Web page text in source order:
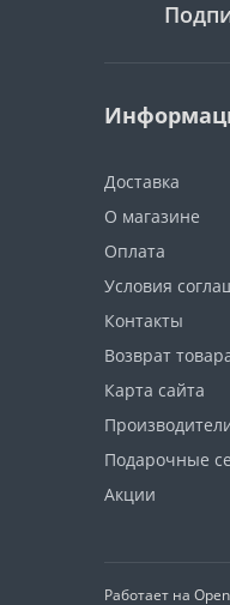
Доставка
О магазине
Оплата
Условия
Контакты
Возврат
Карта сайта
Подарочные
Акции
Работает на